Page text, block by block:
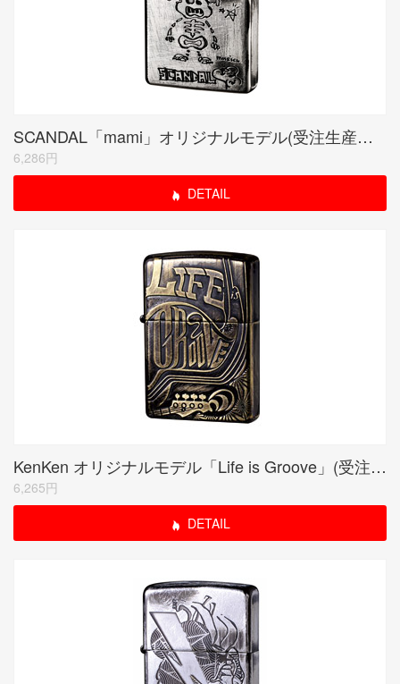
SCANDAL「mami」オリジナルモデル(受注生産限定品)
6,286円
DETAIL
KenKen オリジナルモデル「Life is Groove」(受注生産限定品)
6,265円
DETAIL